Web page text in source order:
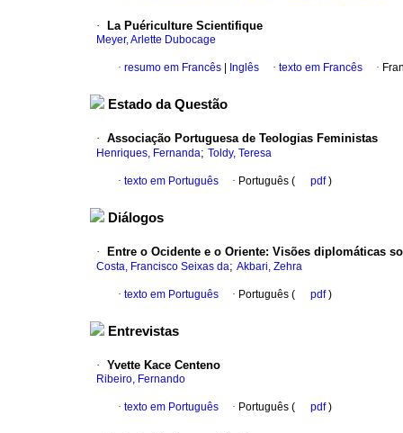
· La Puériculture Scientifique
Meyer, Arlette Dubocage
· resumo em Francês Inglês · texto em Francês ·
Estado da Questão
· Associação Portuguesa de Teologias Feministas
Henriques, Fernanda; Toldy, Teresa
· texto em Português · Português ( pdf)
Diálogos
· Entre o Ocidente e o Oriente: Visões diplomáticas
Costa, Francisco Seixas da; Akbari, Zehra
· texto em Português · Português ( pdf)
Entrevistas
· Yvette Kace Centeno
Ribeiro, Fernando
· texto em Português · Português ( pdf)